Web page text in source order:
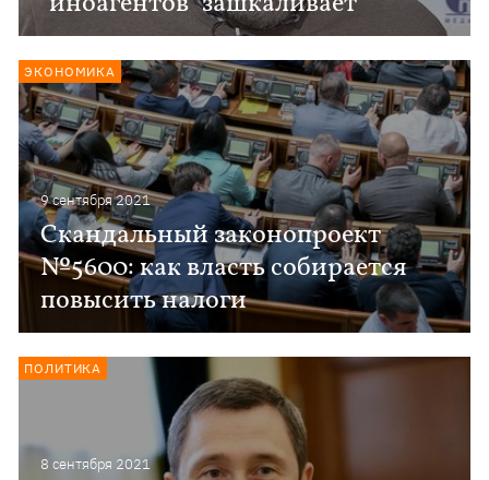
9 сентября 2021
Скандальный законопроект
№5600: как власть собирается
повысить налоги
ЭКОНОМИКА
8 сентября 2021
ПОЛИТИКА